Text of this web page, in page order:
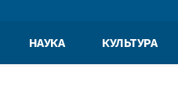
НАУКА КУЛЬТУРА